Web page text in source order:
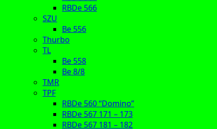
RBDe 566
SZU
Be 556
Thurbo
TL
Be 558
Be 8/8
TMR
TPF
RBDe 560 “Domino”
RBDe 567 171 – 173
RBDe 567 181 – 182